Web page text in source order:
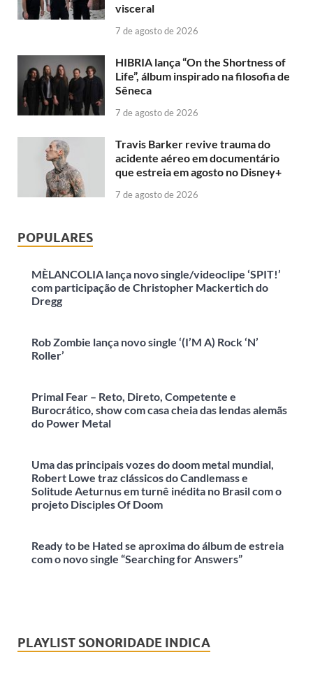
visceral
7 de agosto de 2026
HIBRIA lança “On the Shortness of
Life”, álbum inspirado na filosofia de
Sêneca
7 de agosto de 2026
Travis Barker revive trauma do
acidente aéreo em documentário
que estreia em agosto no Disney+
7 de agosto de 2026
POPULARES
MÈLANCOLIA lança novo single/videoclipe ‘SPIT!’
com participação de Christopher Mackertich do
Dregg
Rob Zombie lança novo single ‘(I’M A) Rock ‘N’
Roller’
Primal Fear – Reto, Direto, Competente e
Burocrático, show com casa cheia das lendas alemãs
do Power Metal
Uma das principais vozes do doom metal mundial,
Robert Lowe traz clássicos do Candlemass e
Solitude Aeturnus em turnê inédita no Brasil com o
projeto Disciples Of Doom
Ready to be Hated se aproxima do álbum de estreia
com o novo single “Searching for Answers”
PLAYLIST SONORIDADE INDICA